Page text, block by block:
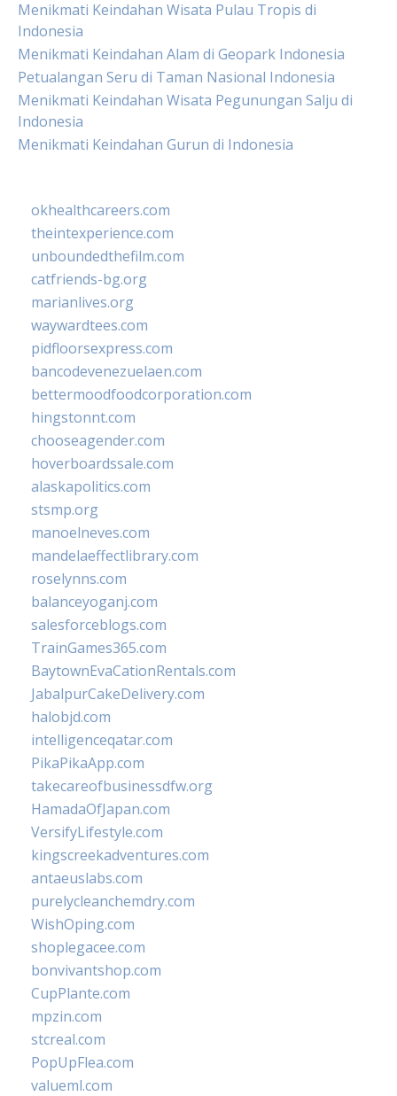
Menikmati Keindahan Wisata Pulau Tropis di
Indonesia
Menikmati Keindahan Alam di Geopark Indonesia
Petualangan Seru di Taman Nasional Indonesia
Menikmati Keindahan Wisata Pegunungan Salju di
Indonesia
Menikmati Keindahan Gurun di Indonesia
okhealthcareers.com
theintexperience.com
unboundedthefilm.com
catfriends-bg.org
marianlives.org
waywardtees.com
pidfloorsexpress.com
bancodevenezuelaen.com
bettermoodfoodcorporation.com
hingstonnt.com
chooseagender.com
hoverboardssale.com
alaskapolitics.com
stsmp.org
manoelneves.com
mandelaeffectlibrary.com
roselynns.com
balanceyoganj.com
salesforceblogs.com
TrainGames365.com
BaytownEvaCationRentals.com
JabalpurCakeDelivery.com
halobjd.com
intelligenceqatar.com
PikaPikaApp.com
takecareofbusinessdfw.org
HamadaOfJapan.com
VersifyLifestyle.com
kingscreekadventures.com
antaeuslabs.com
purelycleanchemdry.com
WishOping.com
shoplegacee.com
bonvivantshop.com
CupPlante.com
mpzin.com
stcreal.com
PopUpFlea.com
valueml.com